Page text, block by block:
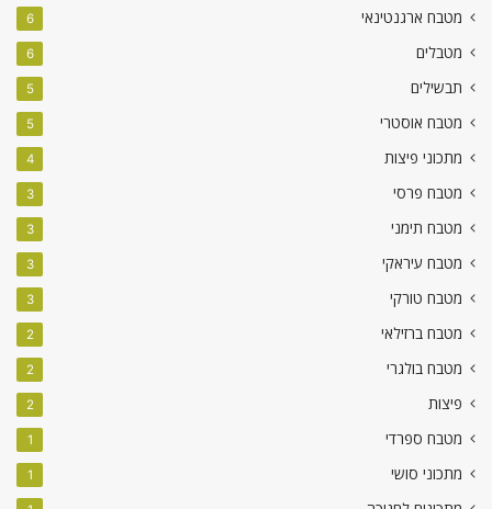
מטבח ארגנטינאי 6
מטבלים 6
תבשילים 5
מטבח אוסטרי 5
מתכוני פיצות 4
מטבח פרסי 3
מטבח תימני 3
מטבח עיראקי 3
מטבח טורקי 3
מטבח ברזילאי 2
מטבח בולגרי 2
פיצות 2
מטבח ספרדי 1
מתכוני סושי 1